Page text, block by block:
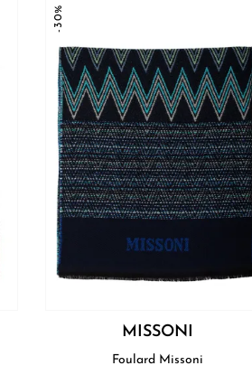
-30%
MISSONI
Foulard Missoni